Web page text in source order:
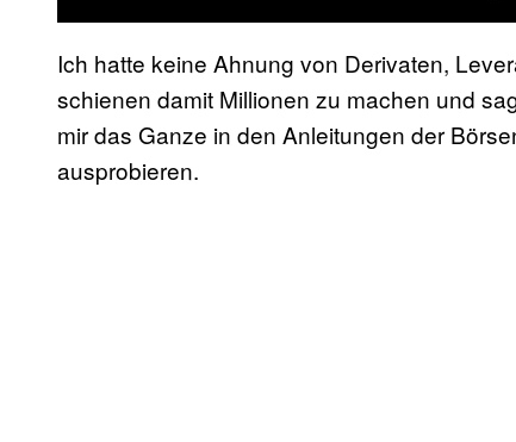
Ich hatte keine Ahnung von Derivaten,
schienen damit Millionen zu machen und
mir das Ganze in den Anleitungen der
ausprobieren.